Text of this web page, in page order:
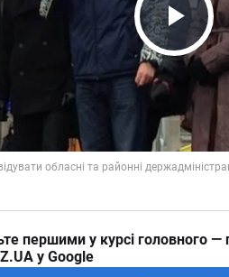
Play
першими у курсі головного —
у Google